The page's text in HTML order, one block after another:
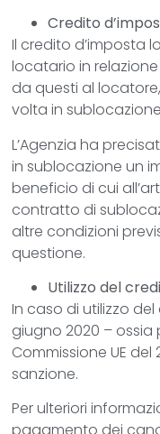
Credito
Il credito d’imposta
locatario in
da questi al
volta in
L’Agenzia ha
in sublocazione un
beneficio di cui
contratto di
altre condizioni
questione.
Utilizzo del
In caso di utilizzo
giugno 2020 – ossia
Commissione UE
sanzione.
Per ulteriori